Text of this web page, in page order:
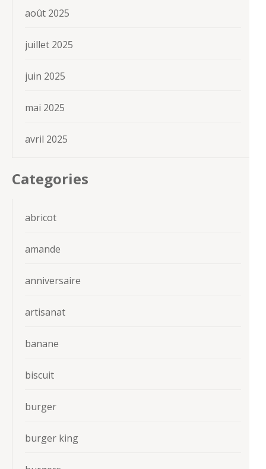
août 2025
juillet 2025
juin 2025
mai 2025
avril 2025
Categories
abricot
amande
anniversaire
artisanat
banane
biscuit
burger
burger king